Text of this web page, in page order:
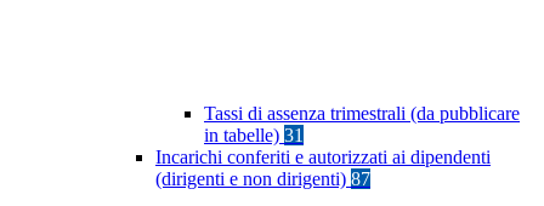
Tassi di assenza trimestrali (da pubblicare
in tabelle) 31
Incarichi conferiti e autorizzati ai dipendenti
(dirigenti e non dirigenti) 87